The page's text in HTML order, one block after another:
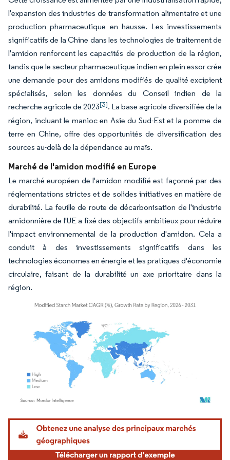
l'expansion des industries de transformation alimentaire et une
production pharmaceutique en hausse. Les investissements
significatifs de la Chine dans les technologies de traitement de
l'amidon renforcent les capacités de production de la région,
tandis que le secteur pharmaceutique indien en plein essor crée
une demande pour des amidons modifiés de qualité excipient
spécialisés, selon les données du Conseil indien de la
recherche agricole de 2023[3]. La base agricole diversifiée de la
région, incluant le manioc en Asie du Sud-Est et la pomme de
terre en Chine, offre des opportunités de diversification des
sources au-delà de la dépendance au maïs.
Marché de l'amidon modifié en Europe
Le marché européen de l'amidon modifié est façonné par des
réglementations strictes et de solides initiatives en matière de
durabilité. La feuille de route de décarbonisation de l'industrie
amidonnière de l'UE a fixé des objectifs ambitieux pour réduire
l'impact environnemental de la production d'amidon. Cela a
conduit à des investissements significatifs dans les
technologies économes en énergie et les pratiques d'économie
circulaire, faisant de la durabilité un axe prioritaire dans la
région.
Image © Mordor Intelligence. La réutilisation nécessite une attribution sous CC BY